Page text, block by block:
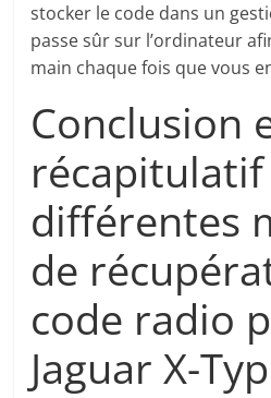
stocker le code dans un
passe sûr sur l’ordinateur
main chaque fois que vous
Conclusion
récapitulatif
différentes
de
code radio
Jaguar X-